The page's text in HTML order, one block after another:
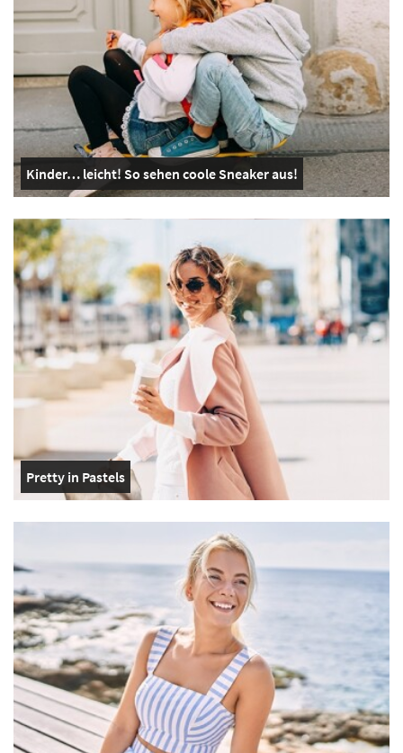
Kinder… leicht! So sehen coole Sneaker aus!
Pretty in Pastels